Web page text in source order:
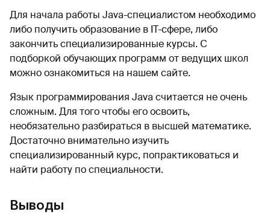
Для начала работы Java-специалистом необходимо
либо получить образование в IT-сфере, либо
закончить специализированные курсы. С
подборкой обучающих программ от ведущих школ
можно ознакомиться на нашем сайте.
Язык программирования Java считается не очень
сложным. Для того чтобы его освоить,
необязательно разбираться в высшей математике.
Достаточно внимательно изучить
специализированный курс, попрактиковаться и
найти работу по специальности.
Выводы